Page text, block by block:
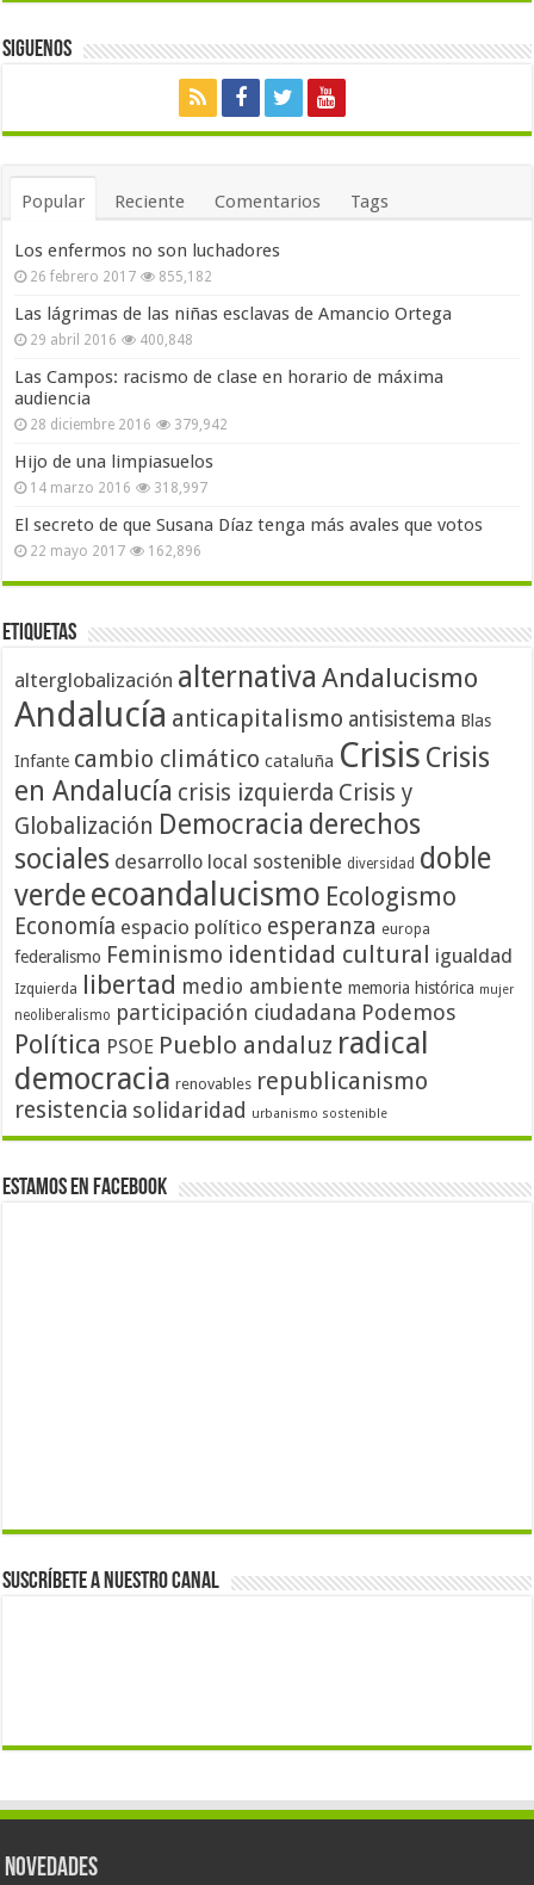
Siguenos
Popular Reciente Comentarios Tags
Los enfermos no son luchadores
26 febrero 2017 855,182
Las lágrimas de las niñas esclavas de Amancio Ortega
29 abril 2016 400,848
Las Campos: racismo de clase en horario de máxima
audiencia
28 diciembre 2016 379,942
Hijo de una limpiasuelos
14 marzo 2016 318,997
El secreto de que Susana Díaz tenga más avales que votos
22 mayo 2017 162,896
Etiquetas
alterglobalización alternativa Andalucismo
Andalucía anticapitalismo antisistema Blas
Infante cambio climático cataluña Crisis Crisis
en Andalucía crisis izquierda Crisis y
Globalización Democracia derechos
sociales desarrollo local sostenible diversidad doble
verdeecoandalucismo Ecologismo
Economía espacio político esperanza europa
federalismo Feminismo identidad cultural igualdad
Izquierda libertad medio ambiente memoria histórica mujer
neoliberalismo participación ciudadana Podemos
Política PSOE Pueblo andaluz radical
democracia renovables republicanismo
resistencia solidaridad urbanismo sostenible
Estamos en Facebook
Suscríbete a nuestro canal
Novedades